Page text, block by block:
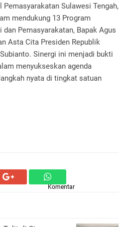
Sulawesi Tengah,
mendukung 13 Program
Pemasyarakatan, Bapak Agus
Asta Cita Presiden Republik
Sinergi ini menjadi bukti
menyukseskan agenda
nyata di tingkat satuan
Komentar